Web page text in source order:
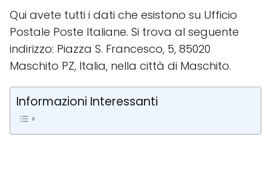
Qui avete tutti i dati che esistono su Ufficio
Postale Poste Italiane. Si trova al seguente
indirizzo: Piazza S. Francesco, 5, 85020
Maschito PZ, Italia, nella città di Maschito.
Informazioni Interessanti